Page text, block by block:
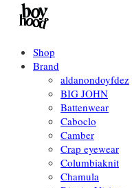
Shop
Brand
aldanondoyfdez
BIG JOHN
Battenwear
Caboclo
Camber
Crap eyewear
Columbiaknit
Chamula